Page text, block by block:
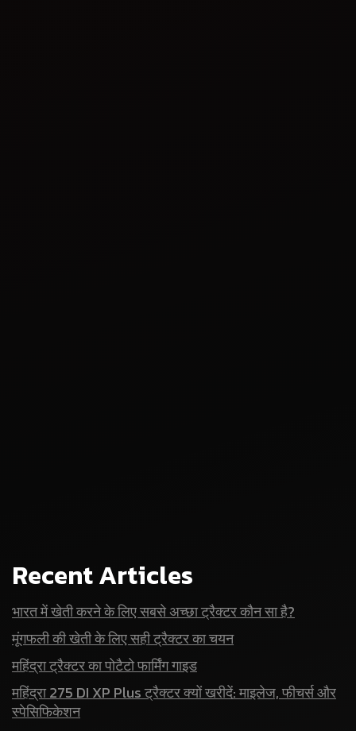
Recent Articles
भारत में खेती करने के लिए सबसे अच्छा ट्रैक्टर कौन सा है?
मूंगफली की खेती के लिए सही ट्रैक्टर का चयन
महिंद्रा ट्रैक्टर का पोटैटो फार्मिंग गाइड
महिंद्रा 275 DI XP Plus ट्रैक्टर क्यों खरीदें: माइलेज, फीचर्स और
स्पेसिफिकेशन